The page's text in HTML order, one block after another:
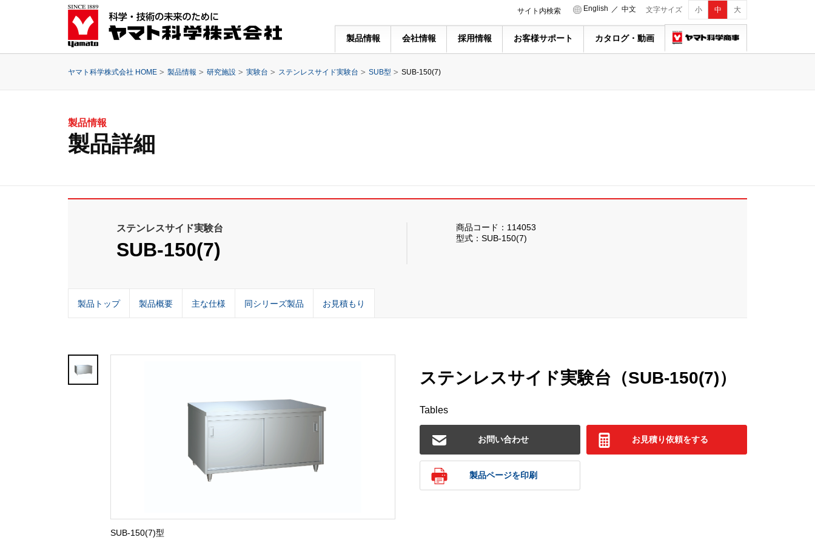
文字サイズ 小 中 大
English ／ 中文
サイト内検索
製品情報 会社情報 採用情報 お客様サポート カタログ・動画
ヤマト科学株式会社 HOME 製品情報 研究施設 実験台 ステンレスサイド実験台 SUB型 SUB-150(7)
製品情報
製品詳細
ステンレスサイド実験台
SUB-150(7)
商品コード：114053
型式：SUB-150(7)
製品トップ 製品概要 主な仕様 同シリーズ製品 お見積もり
SUB-150(7)型
ステンレスサイド実験台（SUB-150(7)）
Tables
お問い合わせ お見積り依頼をする
製品ページを印刷